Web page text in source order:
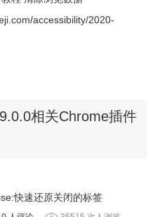
拖放安装时会出现“程序包
INVALID"解决方法
accessibility/2020-
相关Chrome插件
快速还原关闭的标签